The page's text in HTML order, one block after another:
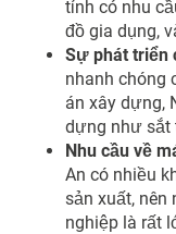
tỉnh có nhu
đồ gia dụng,
Sự phát triển
nhanh chóng
án xây dựng,
dựng như sắt
Nhu cầu về
An có nhiều
sản xuất, nên
nghiệp là rất